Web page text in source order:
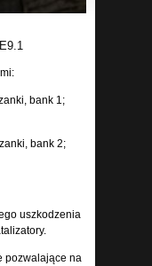
bank 1;
bank 2;
uszkodzenia
pozwalające na